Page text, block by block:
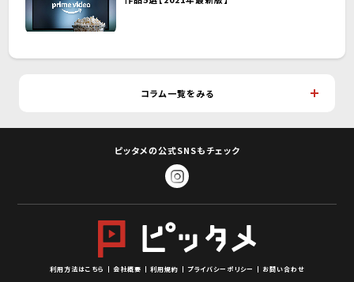
コラム一覧をみる
ピッタメの公式SNSもチェック
利用方法はこちら 会社概要 利用規約 プライバシーポリシー お問い合わせ